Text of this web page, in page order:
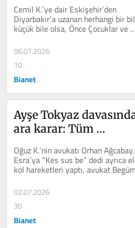
Cemil K.’ye dair Eskişehir’den
Diyarbakır’a uzanan herhangi bir
küçük bile olsa, Önce Çocuklar ve
Kadınlar Derneği’ne,...
06.07.2026
10
Bianet
Ayşe Tokyaz
ara karar: Tüm
hali devam edecek
Oğuz K.’nin avukatı Orhan Ağcabay,
Esra’ya “Kes sus be” dedi ayrıca el
kol hareketleri yaptı, avukat
Osma bunları hatırlattı,...
02.07.2026
30
Bianet